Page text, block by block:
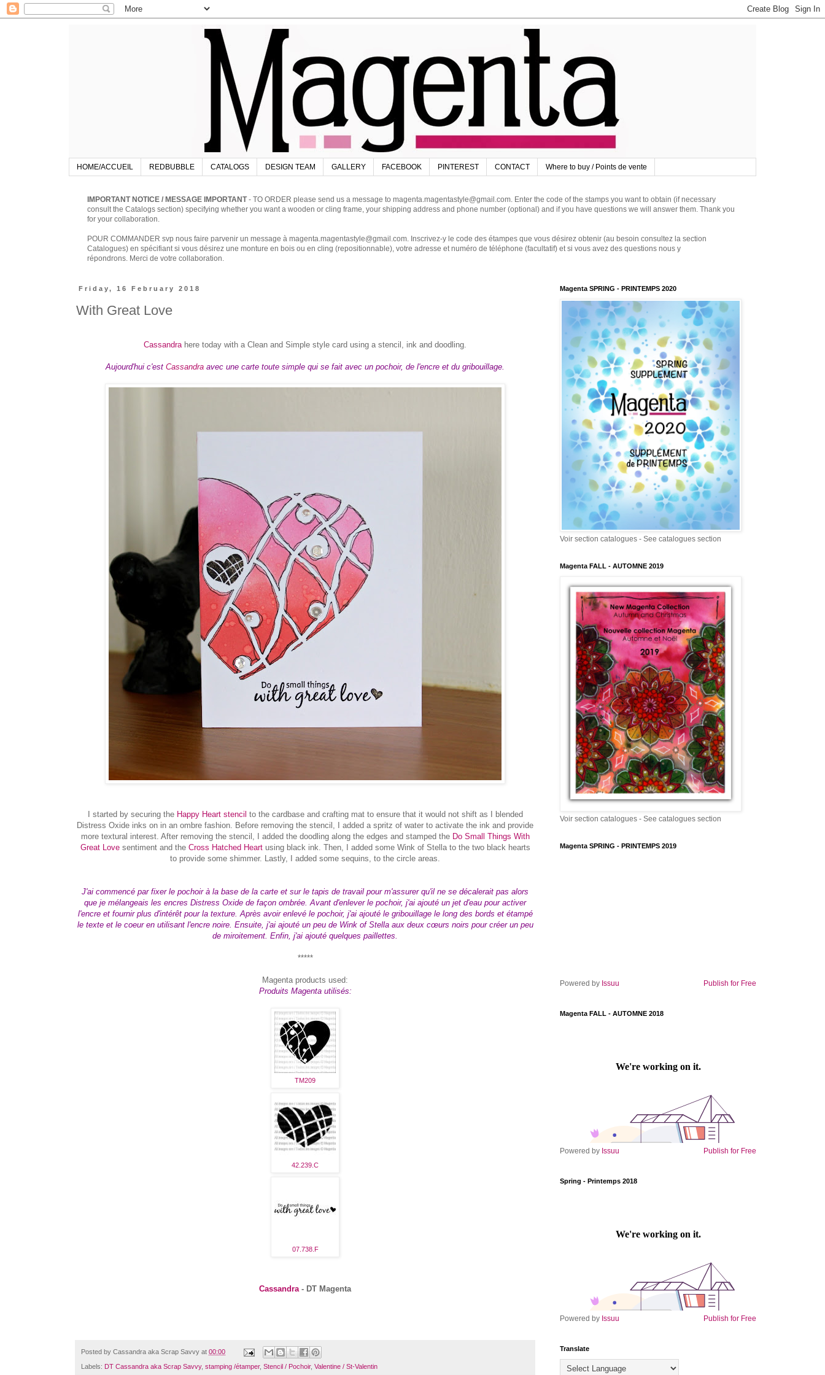
HOME/ACCUEIL REDBUBBLE CATALOGS DESIGN TEAM GALLERY FACEBOOK PINTEREST CONTACT Where to buy / Points de vente
IMPORTANT NOTICE / MESSAGE IMPORTANT- TO ORDER please send us a message to magenta.magentastyle@gmail.com. Enter the code of the stamps you want to obtain (if necessary
consult the Catalogs section) specifying whether you want a wooden or cling frame, your shipping address and phone number (optional) and if you have questions we will answer them. Thank you
for your collaboration.
POUR COMMANDER svp nous faire parvenir un message à magenta.magentastyle@gmail.com. Inscrivez-y le code des étampes que vous désirez obtenir (au besoin consultez la section
Catalogues) en spécifiant si vous désirez une monture en bois ou en cling (repositionnable), votre adresse et numéro de téléphone (facultatif) et si vous avez des questions nous y
répondrons. Merci de votre collaboration.
Friday, 16 February 2018
With Great Love
Cassandrahere today with a Clean and Simple style card using a stencil, ink and doodling.
Aujourd'hui c'est Cassandra avec une carte toute simple qui se fait avec un pochoir, de l'encre et du gribouillage.
I started by securing the Happy Heart stencil to the cardbase and crafting mat to ensure that it would not shift as I blended
Distress Oxide inks on in an ombre fashion. Before removing the stencil, I added a spritz of water to activate the ink and provide
more textural interest. After removing the stencil, I added the doodling along the edges and stamped the Do Small Things With
Great Lovesentiment and the Cross Hatched Heartusing black ink. Then, I added some Wink of Stella to the two black hearts
to provide some shimmer. Lastly, I added some sequins, to the circle areas.
J'ai commencé par fixer le pochoir à la base de la carte et sur le tapis de travail pour m'assurer qu'il ne se décalerait pas alors
que je mélangeais les encres Distress Oxide de façon ombrée. Avant d'enlever le pochoir, j'ai ajouté un jet d'eau pour activer
l'encre et fournir plus d'intérêt pour la texture. Après avoir enlevé le pochoir, j'ai ajouté le gribouillage le long des bords et étampé
le texte et le coeur en utilisant l'encre noire. Ensuite, j'ai ajouté un peu de Wink of Stella aux deux cœurs noirs pour créer un peu
de miroitement. Enfin, j'ai ajouté quelques paillettes.
*****
Magenta products used:
Produits Magenta utilisés:
TM209
42.239.C
07.738.F
Cassandra - DT Magenta
Posted by Cassandra aka Scrap Savvy at 00:00
Labels: DT Cassandra aka Scrap Savvy, stamping /étamper, Stencil / Pochoir, Valentine / St-Valentin
Magenta SPRING - PRINTEMPS 2020
Voir section catalogues - See catalogues section
Magenta FALL - AUTOMNE 2019
Voir section catalogues - See catalogues section
Magenta SPRING - PRINTEMPS 2019
Powered by Issuu Publish for Free
Magenta FALL - AUTOMNE 2018
Powered by Issuu Publish for Free
Spring - Printemps 2018
Powered by Issuu Publish for Free
Translate